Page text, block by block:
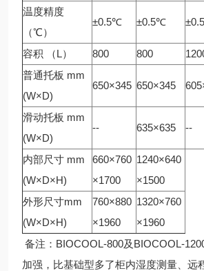
温度精度
（℃）
±0.5℃ ±0.5℃
容积 （L） 800 800
普通托板 mm
(W×D)
650×345 650×345
滑动托板 mm
(W×D)
-- 635×635 --
内部尺寸 mm
(W×D×H)
660×760
×1700
1240×640
×1500
外形尺寸mm
(W×D×H)
760×880
×1960
1320×760
×1960
备注：BIOCOOL-800及BIOCOOL-
加强，比基础型多了柜内湿度测量、远